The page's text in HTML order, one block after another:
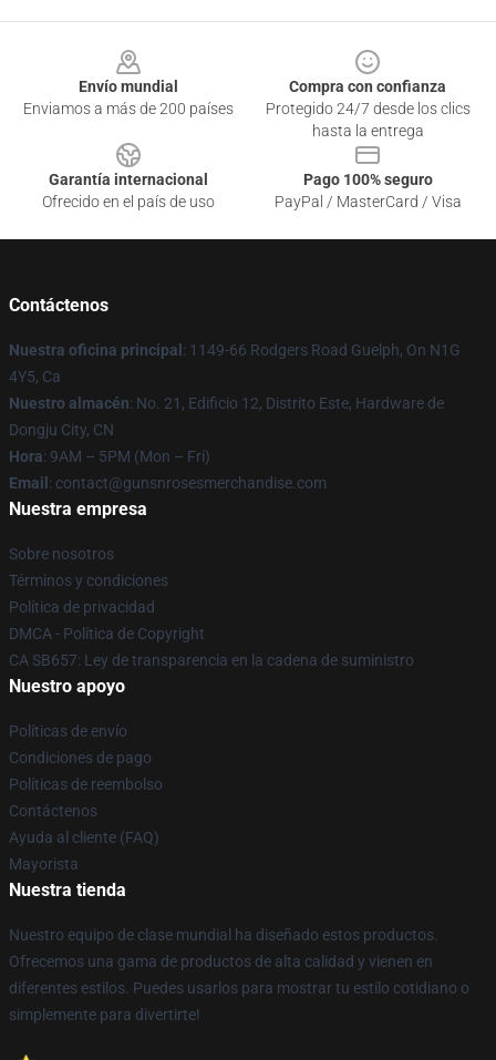
Envío mundial
Enviamos a más de 200 países
Compra con confianza
Protegido 24/7 desde los clics
hasta la entrega
Garantía internacional
Ofrecido en el país de uso
Pago 100% seguro
PayPal / MasterCard / Visa
Contáctenos
Nuestra oficina principal : 1149-66 Rodgers Road Guelph, On N1G
4Y5, Ca
Nuestro almacén: No. 21, Edificio 12, Distrito Este, Hardware de
Dongju City, CN
Hora: 9AM – 5PM (Mon – Fri)
Email : contact@gunsnrosesmerchandise.com
Nuestra empresa
Sobre nosotros
Términos y condiciones
Política de privacidad
DMCA - Política de Copyright
CA SB657: Ley de transparencia en la cadena de suministro
Nuestro apoyo
Políticas de envío
Condiciones de pago
Políticas de reembolso
Contáctenos
Ayuda al cliente (FAQ)
Mayorista
Nuestra tienda
Nuestro equipo de clase mundial ha diseñado estos productos.
Ofrecemos una gama de productos de alta calidad y vienen en
diferentes estilos. Puedes usarlos para mostrar tu estilo cotidiano o
simplemente para divertirte!